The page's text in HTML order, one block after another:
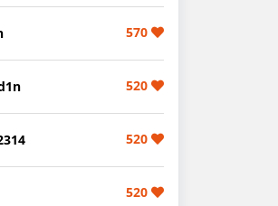
570
520
520
520